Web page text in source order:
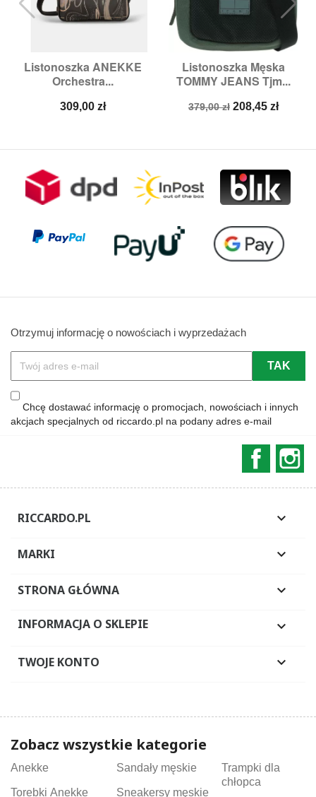
Listonoszka ANEKKE
Orchestra...
Cena
309,00 zł
Listonoszka Męska
TOMMY JEANS Tjm...
Cena
379,00 zł Cena
208,45 zł
Otrzymuj informację o nowościach i wyprzedażach
Chcę dostawać informację o promocjach, nowościach i innych
akcjach specjalnych od riccardo.pl na podany adres e-mail
RICCARDO.PL 
MARKI 
STRONA GŁÓWNA 
INFORMACJA O SKLEPIE 
TWOJE KONTO 
Zobacz wszystkie kategorie
Anekke
Torebki Anekke
Sandały męskie
Sneakersy męskie
Trampki dla
chłopca